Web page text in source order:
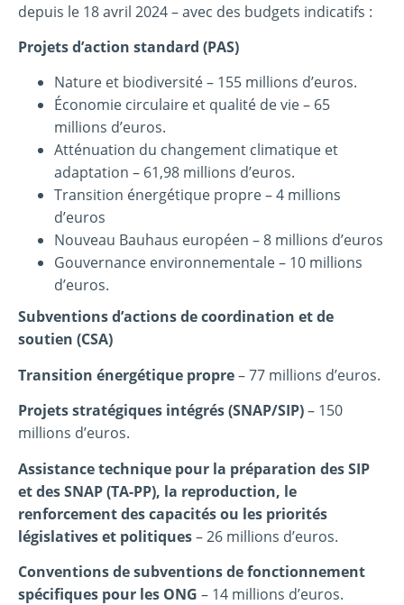
depuis le 18 avril 2024 – avec des budgets indicatifs :
Projets d’action standard (PAS)
Nature et biodiversité – 155 millions d’euros.
Économie circulaire et qualité de vie – 65
millions d’euros.
Atténuation du changement climatique et
adaptation – 61,98 millions d’euros.
Transition énergétique propre – 4 millions
d’euros
Nouveau Bauhaus européen – 8 millions d’euros
Gouvernance environnementale – 10 millions
d’euros.
Subventions d’actions de coordination et de
soutien (CSA)
Transition énergétique propre– 77 millions d’euros.
Projets stratégiques intégrés (SNAP/SIP)– 150
millions d’euros.
Assistance technique pour la préparation des SIP
et des SNAP (TA-PP), la reproduction, le
renforcement des capacités ou les priorités
législatives et politiques– 26 millions d’euros.
Conventions de subventions de fonctionnement
spécifiques pour les ONG – 14 millions d’euros.